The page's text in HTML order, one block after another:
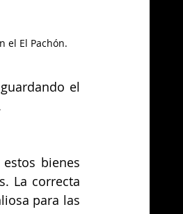
el El Pachón.
el
bienes
La correcta
para las